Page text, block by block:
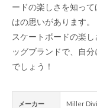
ードの楽しさを知っ
はの思いがあります。
スケートボードの楽
ッグブランドで、自
でしょう！
メーカー Miller